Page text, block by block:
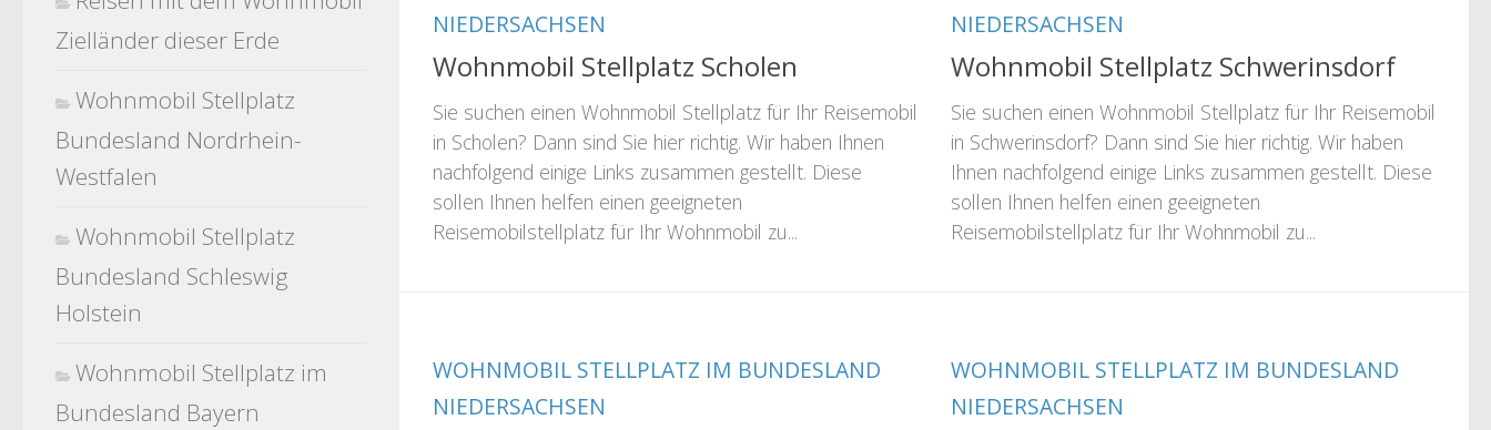
NIEDERSACHSEN
Wohnmobil Stellplatz Scholen
Sie suchen einen Wohnmobil Stellplatz für Ihr Reisemobil
in Scholen? Dann sind Sie hier richtig. Wir haben Ihnen
nachfolgend einige Links zusammen gestellt. Diese
sollen Ihnen helfen einen geeigneten
Reisemobilstellplatz für Ihr Wohnmobil zu...
NIEDERSACHSEN
Wohnmobil Stellplatz Schwerinsdorf
Sie suchen einen Wohnmobil Stellplatz für Ihr Reisemobil
in Schwerinsdorf? Dann sind Sie hier richtig. Wir haben
Ihnen nachfolgend einige Links zusammen gestellt. Diese
sollen Ihnen helfen einen geeigneten
Reisemobilstellplatz für Ihr Wohnmobil zu...
WOHNMOBIL STELLPLATZ IM BUNDESLAND
NIEDERSACHSEN
WOHNMOBIL STELLPLATZ IM BUNDESLAND
NIEDERSACHSEN
Zielländer dieser Erde
Wohnmobil Stellplatz
Bundesland Nordrhein-
Westfalen
Wohnmobil Stellplatz
Bundesland Schleswig
Holstein
Wohnmobil Stellplatz im
Bundesland Bayern